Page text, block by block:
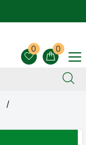
0
0